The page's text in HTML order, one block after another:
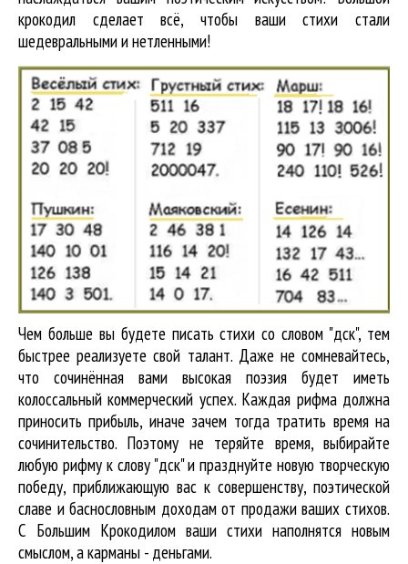
крокодил cделает всё, чтобы ваши стихи стали
шедевральными и нетленными!
Чем больше вы будете писать стихи со словом "дск", тем
быстрее реализуете свой талант. Даже не сомневайтесь,
что сочинённая вами высокая поэзия будет иметь
колоссальный коммерческий успех. Каждая рифма должна
приносить прибыль, иначе зачем тогда тратить время на
сочинительство. Поэтому не теряйте время, выбирайте
любую рифму к слову "дск" и празднуйте новую творческую
победу, приближающую вас к совершенству, поэтической
славе и баснословным доходам от продажи ваших стихов.
С Большим Крокодилом ваши стихи наполнятся новым
смыслом, а карманы - деньгами.